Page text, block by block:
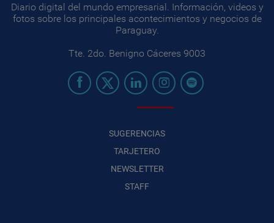
Diario digital del mundo empresarial. Información, videos y
fotos sobre los principales acontecimientos y negocios de
Paraguay.
Tte. 2do. Benigno Cáceres 9003
SUGERENCIAS
TARJETERO
NEWSLETTER
STAFF